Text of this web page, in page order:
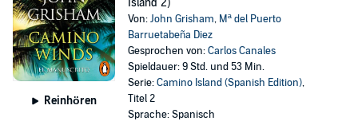
Reinhören
Island 2)
Von:John Grisham, Mª del Puerto
Barruetabeña Diez
Gesprochen von:Carlos Canales
Spieldauer: 9 Std. und 53 Min.
Serie:Camino Island (Spanish Edition),
Titel 2
Sprache: Spanisch